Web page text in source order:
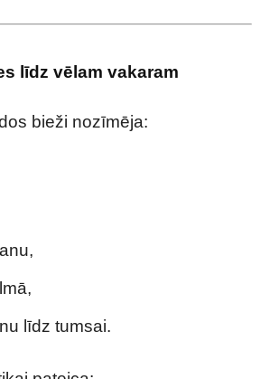
līdz vēlam vakaram
bieži nozīmēja:
līdz tumsai.